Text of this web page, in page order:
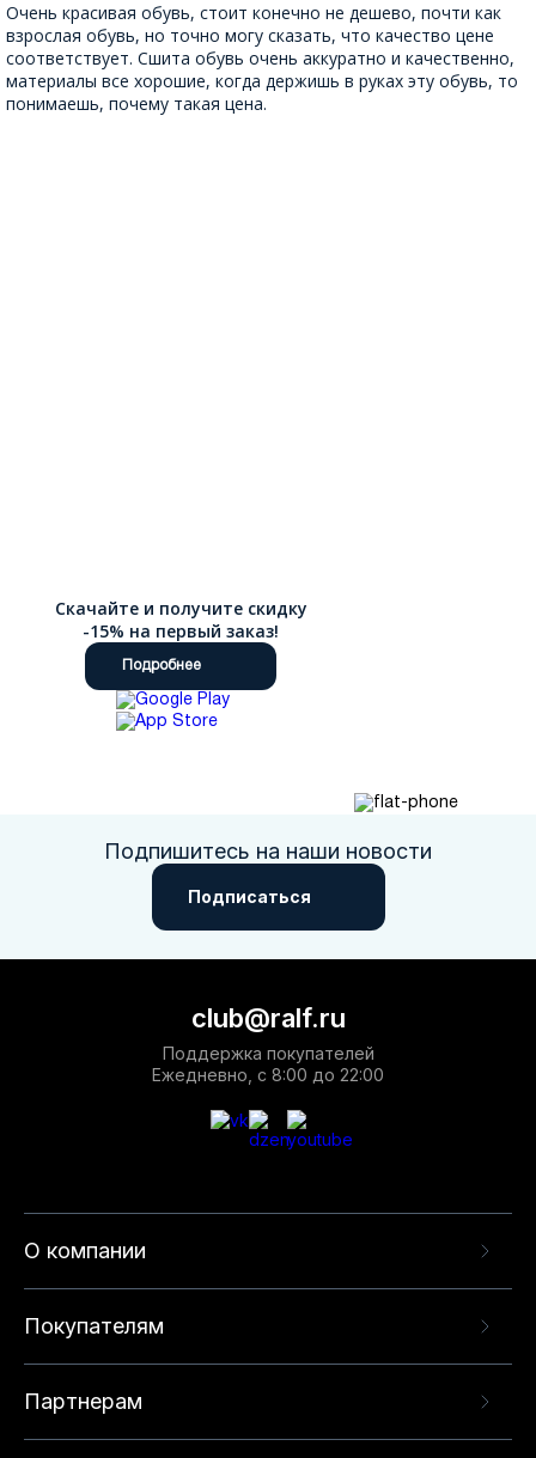
Очень красивая обувь, стоит конечно не дешево, почти как
взрослая обувь, но точно могу сказать, что качество цене
соответствует. Сшита обувь очень аккуратно и качественно,
материалы все хорошие, когда держишь в руках эту обувь, то
понимаешь, почему такая цена.
Скачайте и получите скидку
-15% на первый заказ!
Подробнее
Подпишитесь на наши новости
Подписаться
О компании
Покупателям
Партнерам
club@ralf.ru
Поддержка покупателей
Ежедневно, с 8:00 до 22:00